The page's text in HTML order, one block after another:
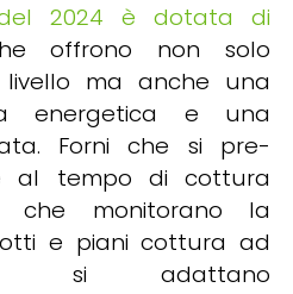
2024 è dotata di
offrono non solo
ma anche una
energetica e una
Forni che si pre-
al tempo di cottura
che monitorano la
e piani cottura ad
si adattano